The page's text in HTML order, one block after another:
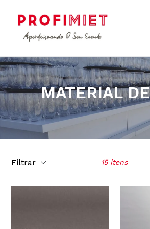
Conteúdo
MATERIAL
15 itens